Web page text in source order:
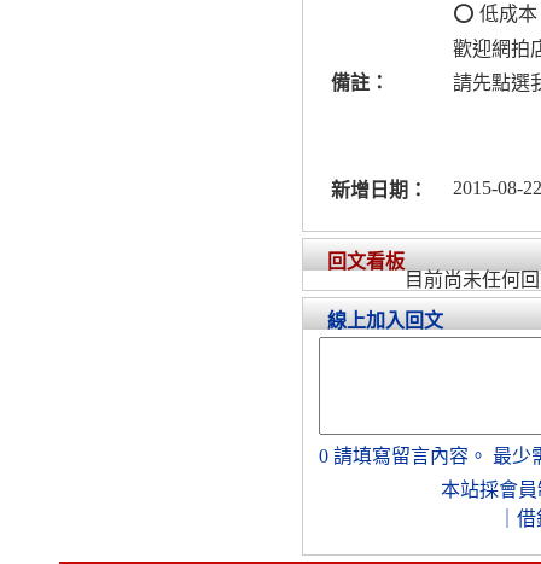
⭕ 低成
歡迎網拍
備註：
請先點選
新增日期： 2015-08-
回文看板
目前尚未任何
線上加入回文
0 請填寫留言內容。 最少
本站採會員
借